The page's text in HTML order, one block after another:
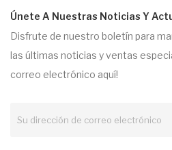
Únete A Nuestras Noticias Y
Disfrute de nuestro boletín para
las últimas noticias y ventas
correo electrónico aquí!